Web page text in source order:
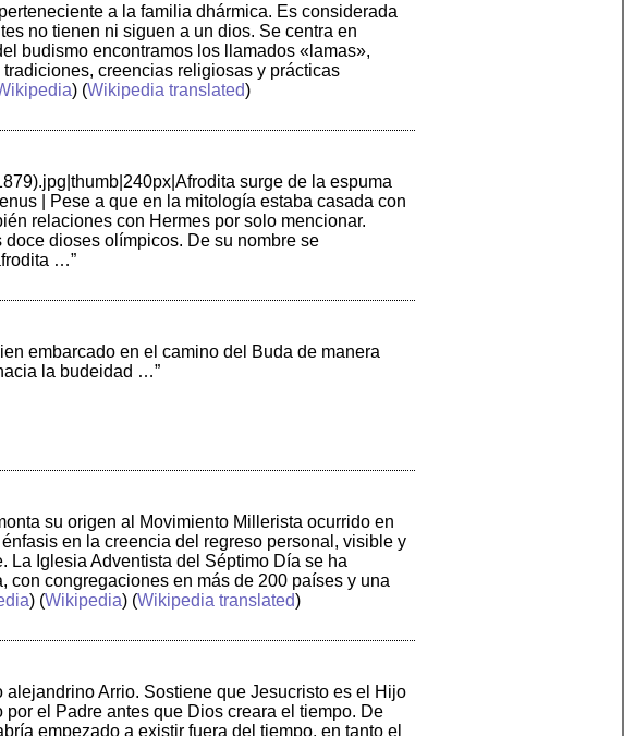
a la familia dhármica. Es considerada
no tienen ni siguen a un dios. Se centra en
budismo encontramos los llamados «lamas»,
creencias religiosas y prácticas
) (Wikipedia translated)
surge de la espuma
| Pese a que en la mitología estaba casada con
relaciones con Hermes por solo mencionar.
dioses olímpicos. De su nombre se
…”
embarcado en el camino del Buda de manera
la budeidad …”
su origen al Movimiento Millerista ocurrido en
en la creencia del regreso personal, visible y
Iglesia Adventista del Séptimo Día se ha
congregaciones en más de 200 países y una
) (Wikipedia) (Wikipedia translated)
Arrio. Sostiene que Jesucristo es el Hijo
el Padre antes que Dios creara el tiempo. De
empezado a existir fuera del tiempo, en tanto el